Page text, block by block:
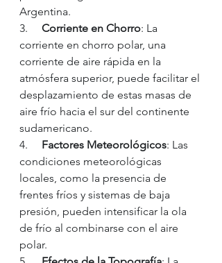
Argentina.
3. Corriente en Chorro: La
corriente en chorro polar, una
corriente de aire rápida en la
atmósfera superior, puede facilitar el
desplazamiento de estas masas de
aire frío hacia el sur del continente
sudamericano.
4. Factores Meteorológicos: Las
condiciones meteorológicas
locales, como la presencia de
frentes fríos y sistemas de baja
presión, pueden intensificar la ola
de frío al combinarse con el aire
polar.